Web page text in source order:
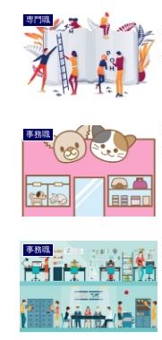
専門職
事務職
事務職